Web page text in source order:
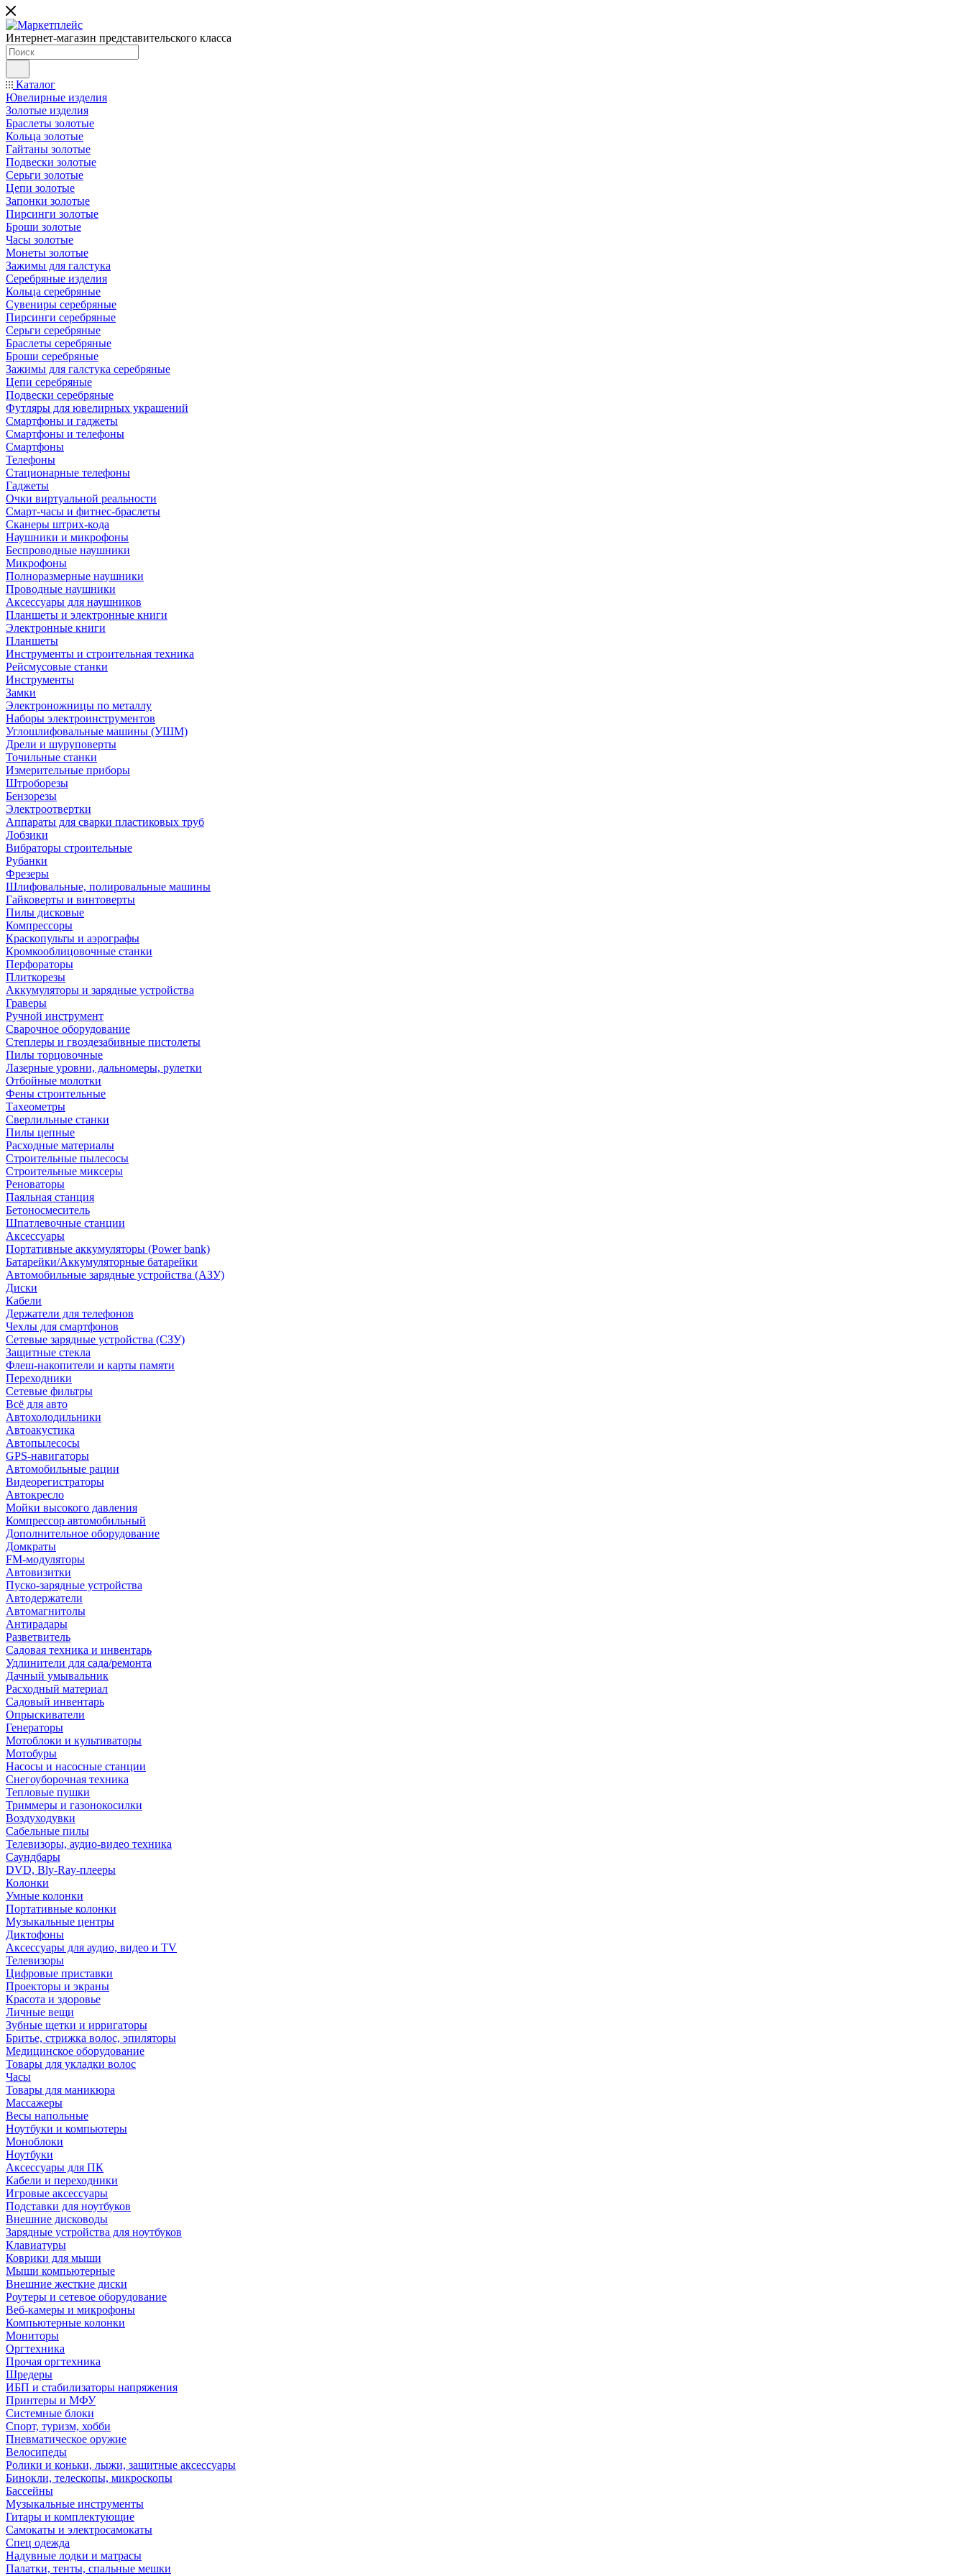
Интернет-магазин представительского класса
Каталог
Ювелирные изделия
Золотые изделия
Браслеты золотые
Кольца золотые
Гайтаны золотые
Подвески золотые
Серьги золотые
Цепи золотые
Запонки золотые
Пирсинги золотые
Броши золотые
Часы золотые
Монеты золотые
Зажимы для галстука
Серебряные изделия
Кольца серебряные
Сувениры серебряные
Пирсинги серебряные
Серьги серебряные
Браслеты серебряные
Броши серебряные
Зажимы для галстука серебряные
Цепи серебряные
Подвески серебряные
Футляры для ювелирных украшений
Смартфоны и гаджеты
Смартфоны и телефоны
Смартфоны
Телефоны
Стационарные телефоны
Гаджеты
Очки виртуальной реальности
Смарт-часы и фитнес-браслеты
Сканеры штрих-кода
Наушники и микрофоны
Беспроводные наушники
Микрофоны
Полноразмерные наушники
Проводные наушники
Аксессуары для наушников
Планшеты и электронные книги
Электронные книги
Планшеты
Инструменты и строительная техника
Рейсмусовые станки
Инструменты
Замки
Электроножницы по металлу
Наборы электроинструментов
Углошлифовальные машины (УШМ)
Дрели и шуруповерты
Точильные станки
Измерительные приборы
Штроборезы
Бензорезы
Электроотвертки
Аппараты для сварки пластиковых труб
Лобзики
Вибраторы строительные
Рубанки
Фрезеры
Шлифовальные, полировальные машины
Гайковерты и винтоверты
Пилы дисковые
Компрессоры
Краскопульты и аэрографы
Кромкооблицовочные станки
Перфораторы
Плиткорезы
Аккумуляторы и зарядные устройства
Граверы
Ручной инструмент
Сварочное оборудование
Степлеры и гвоздезабивные пистолеты
Пилы торцовочные
Лазерные уровни, дальномеры, рулетки
Отбойные молотки
Фены строительные
Тахеометры
Сверлильные станки
Пилы цепные
Расходные материалы
Строительные пылесосы
Строительные миксеры
Реноваторы
Паяльная станция
Бетоносмеситель
Шпатлевочные станции
Аксессуары
Портативные аккумуляторы (Power bank)
Батарейки/Аккумуляторные батарейки
Автомобильные зарядные устройства (АЗУ)
Диски
Кабели
Держатели для телефонов
Чехлы для смартфонов
Сетевые зарядные устройства (СЗУ)
Защитные стекла
Флеш-накопители и карты памяти
Переходники
Сетевые фильтры
Всё для авто
Автохолодильники
Автоакустика
Автопылесосы
GPS-навигаторы
Автомобильные рации
Видеорегистраторы
Автокресло
Мойки высокого давления
Компрессор автомобильный
Дополнительное оборудование
Домкраты
FM-модуляторы
Автовизитки
Пуско-зарядные устройства
Автодержатели
Автомагнитолы
Антирадары
Разветвитель
Садовая техника и инвентарь
Удлинители для сада/ремонта
Дачный умывальник
Расходный материал
Садовый инвентарь
Опрыскиватели
Генераторы
Мотоблоки и культиваторы
Мотобуры
Насосы и насосные станции
Снегоуборочная техника
Тепловые пушки
Триммеры и газонокосилки
Воздуходувки
Сабельные пилы
Телевизоры, аудио-видео техника
Саундбары
DVD, Bly-Ray-плееры
Колонки
Умные колонки
Портативные колонки
Музыкальные центры
Диктофоны
Аксессуары для аудио, видео и TV
Телевизоры
Цифровые приставки
Проекторы и экраны
Красота и здоровье
Личные вещи
Зубные щетки и ирригаторы
Бритье, стрижка волос, эпиляторы
Медицинское оборудование
Товары для укладки волос
Часы
Товары для маникюра
Массажеры
Весы напольные
Ноутбуки и компьютеры
Моноблоки
Ноутбуки
Аксессуары для ПК
Кабели и переходники
Игровые аксессуары
Подставки для ноутбуков
Внешние дисководы
Зарядные устройства для ноутбуков
Клавиатуры
Коврики для мыши
Мыши компьютерные
Внешние жесткие диски
Роутеры и сетевое оборудование
Веб-камеры и микрофоны
Компьютерные колонки
Мониторы
Оргтехника
Прочая оргтехника
Шредеры
ИБП и стабилизаторы напряжения
Принтеры и МФУ
Системные блоки
Спорт, туризм, хобби
Пневматическое оружие
Велосипеды
Ролики и коньки, лыжи, защитные аксессуары
Бинокли, телескопы, микроскопы
Бассейны
Музыкальные инструменты
Гитары и комплектующие
Самокаты и электросамокаты
Спец одежда
Надувные лодки и матрасы
Палатки, тенты, спальные мешки